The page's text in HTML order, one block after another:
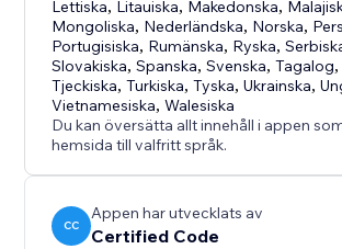
Lettiska, Litauiska, Makedonska,
Mongoliska, Nederländska, Norska,
Portugisiska, Rumänska, Ryska,
Slovakiska,Spanska,Svenska,Tagalog
Tjeckiska,Turkiska,Tyska,Ukrainska,
Vietnamesiska,Walesiska
Du kan översätta allt innehåll i appen
hemsida till valfritt språk.
CC
Appen har utvecklats av
Certified Code